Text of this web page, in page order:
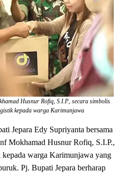
Husnur Rofiq, S.I.P., secara simbolis
kepada warga Karimunjawa
Jepara Edy Supriyanta bersama
Mokhamad Husnur Rofiq, S.I.P.,
warga Karimunjawa yang
Pj. Bupati Jepara berharap